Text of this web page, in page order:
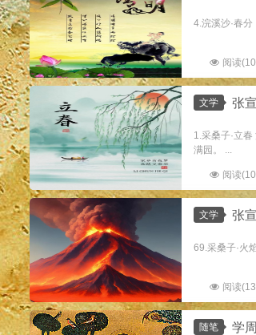
4.浣溪沙·春
阅读
文学 张
1.采桑子·立
满园。 ...
阅读
文学 张
69.采桑子·火
阅读
随笔 学